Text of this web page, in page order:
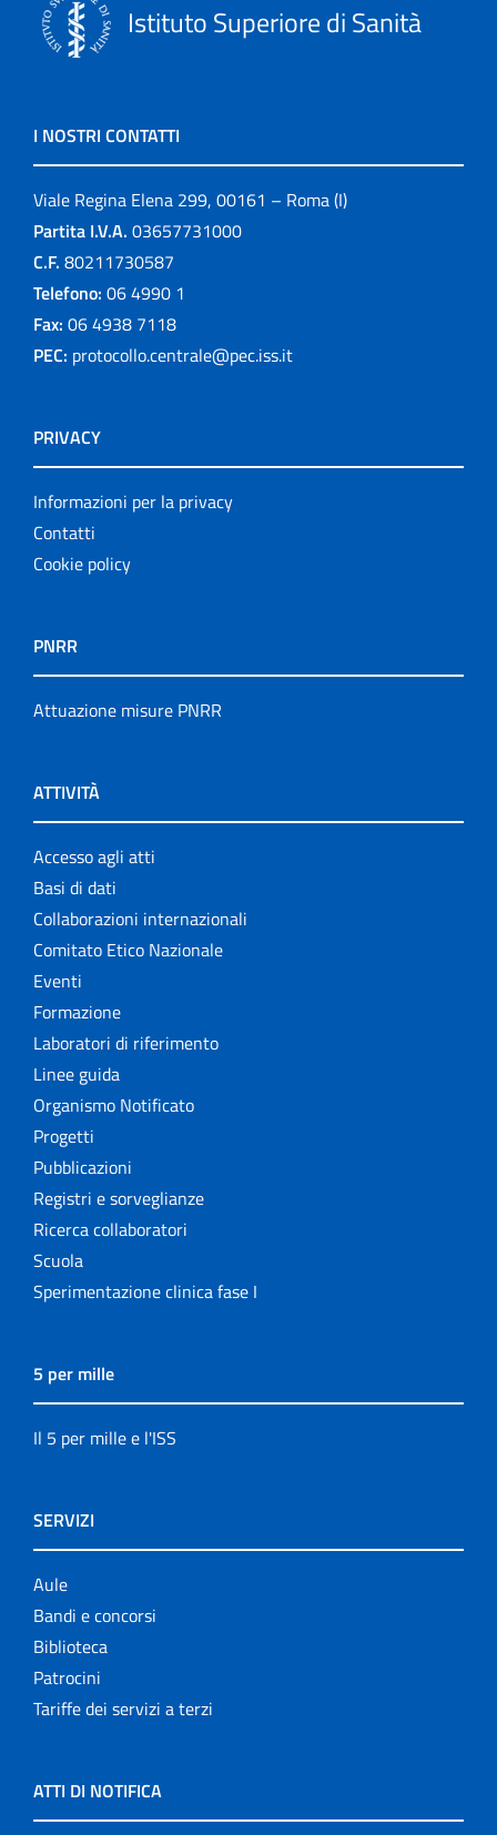
Istituto Superiore di Sanità
I NOSTRI CONTATTI
Viale Regina Elena 299, 00161 – Roma (I)
Partita I.V.A. 03657731000
C.F. 80211730587
Telefono: 06 4990 1
Fax: 06 4938 7118
PEC: protocollo.centrale@pec.iss.it
PRIVACY
Informazioni per la privacy
Contatti
Cookie policy
PNRR
Attuazione misure PNRR
ATTIVITÀ
Accesso agli atti
Basi di dati
Collaborazioni internazionali
Comitato Etico Nazionale
Eventi
Formazione
Laboratori di riferimento
Linee guida
Organismo Notificato
Progetti
Pubblicazioni
Registri e sorveglianze
Ricerca collaboratori
Scuola
Sperimentazione clinica fase I
5 per mille
Il 5 per mille e l'ISS
SERVIZI
Aule
Bandi e concorsi
Biblioteca
Patrocini
Tariffe dei servizi a terzi
ATTI DI NOTIFICA